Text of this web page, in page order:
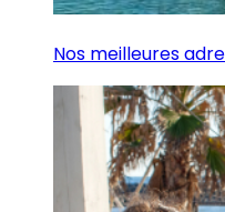
Nos meilleures